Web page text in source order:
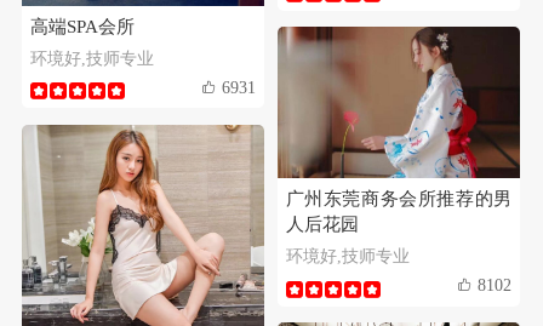
高端SPA会所
环境好,技师专业
6931
广州东莞商务会所推荐的男
人后花园
环境好,技师专业
8102